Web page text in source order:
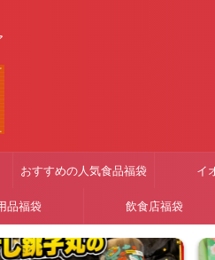
おすすめの人気食品福袋 イ
品福袋 飲食店福袋